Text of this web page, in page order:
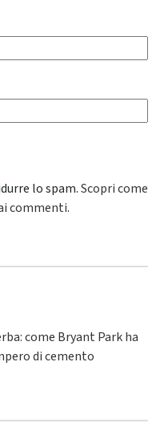
lo spam.Scopri come
commenti.
come Bryant Park ha
di cemento